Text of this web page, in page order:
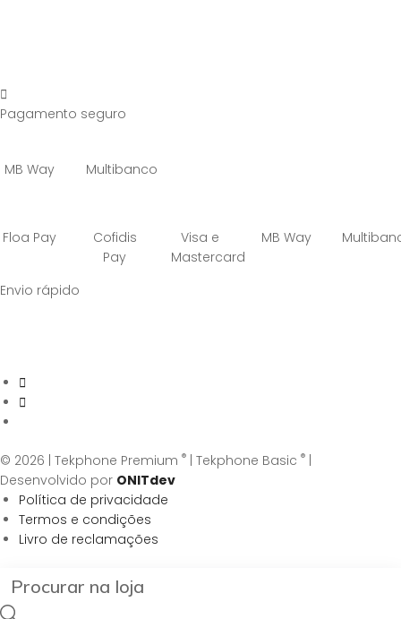
Pagamento seguro
MB Way Multibanco
Floa Pay
Cofidis
Pay
Visa e
Mastercard
MB Way
Envio rápido
© 2026 | Tekphone Premium ® | Tekphone Basic ®
Desenvolvido por ONITdev
Política de privacidade
Termos e condições
Livro de reclamações